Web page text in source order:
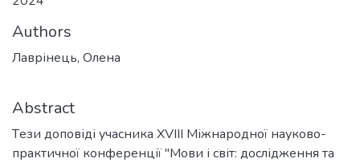
Authors
Лаврінець, Олена
Abstract
Tези доповіді учасника XVIII Міжнародної науково-
практичної конференції "Мови і світ: дослідження та